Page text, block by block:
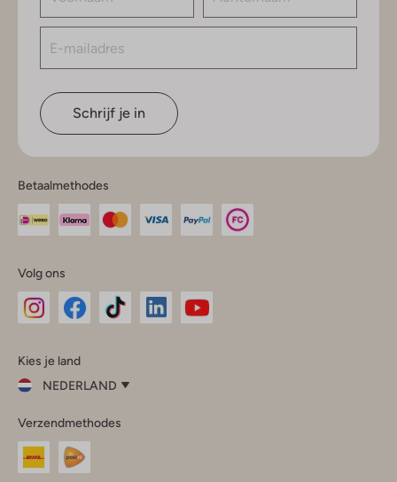
Schrijf je in
Betaalmethodes
Volg ons
InstagramFacebook
Kies je land
NEDERLAND
je
land
Nederland
Verzendmethodes